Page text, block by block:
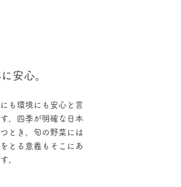
安心。
も環境にも安心と言
。四季が明確な日本
とき。旬の野菜には
とる意義もそこにあ
。